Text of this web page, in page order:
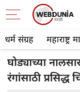
धर्म संग्रह महाराष्ट्र
घोड्याच्या
रंगांसाठी प्रसिद्ध